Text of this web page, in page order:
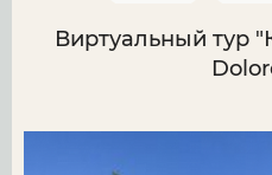
Виртуальный тур